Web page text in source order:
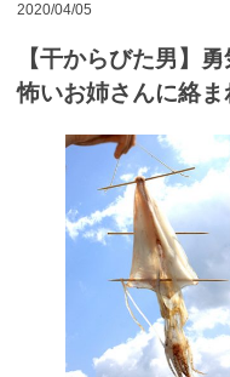
2020/04/05
【干からびた男】
怖いお姉さんに絡